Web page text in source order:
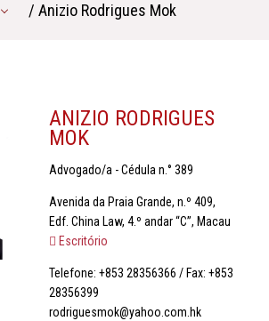
/ Anizio Rodrigues Mok
ANIZIO RODRIGUES
MOK
Advogado/a - Cédula n.° 389
Avenida da Praia Grande, n.º 409,
Edf. China Law, 4.º andar “C”, Macau
Escritório
Telefone: +853 28356366 / Fax: +853
28356399
rodriguesmok@yahoo.com.hk